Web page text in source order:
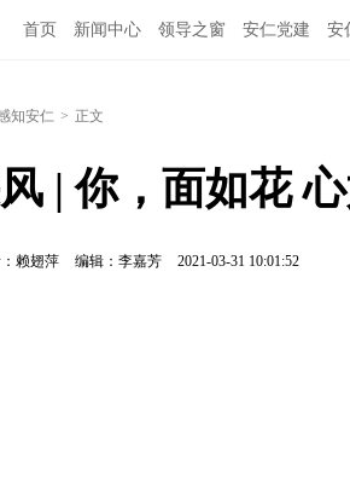
首页 新闻中心 领导之窗 安仁党建 安
知安仁 > 正文
| 你，面如花
赖翅萍 编辑：李嘉芳 2021-03-31 10:01:52